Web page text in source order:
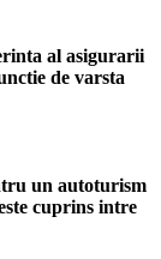
al asigurarii
de varsta
un autoturism
cuprins intre